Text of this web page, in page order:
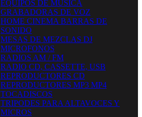
EQUIPOS DE MÚSICA
GRABADORAS DE VOZ
HOME CINEMA BARRAS DE
SONIDO
MESAS DE MEZCLAS DJ
MICROFONOS
RADIOS AM / FM
RADIO CD, CASSETTE, USB
REPRODUCTORES CD
REPRODUCTORES MP3 MP4
TOCADISCOS
TRIPODES PARA ALTAVOCES Y
MICROS